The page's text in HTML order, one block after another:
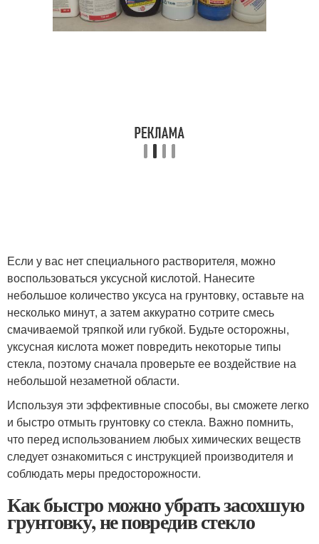
Если у вас нет специального растворителя, можно
воспользоваться уксусной кислотой. Нанесите
небольшое количество уксуса на грунтовку, оставьте на
несколько минут, а затем аккуратно сотрите смесь
смачиваемой тряпкой или губкой. Будьте осторожны,
уксусная кислота может повредить некоторые типы
стекла, поэтому сначала проверьте ее воздействие на
небольшой незаметной области.
Используя эти эффективные способы, вы сможете легко
и быстро отмыть грунтовку со стекла. Важно помнить,
что перед использованием любых химических веществ
следует ознакомиться с инструкцией производителя и
соблюдать меры предосторожности.
Как быстро можно убрать засохшую
грунтовку, не повредив стекло